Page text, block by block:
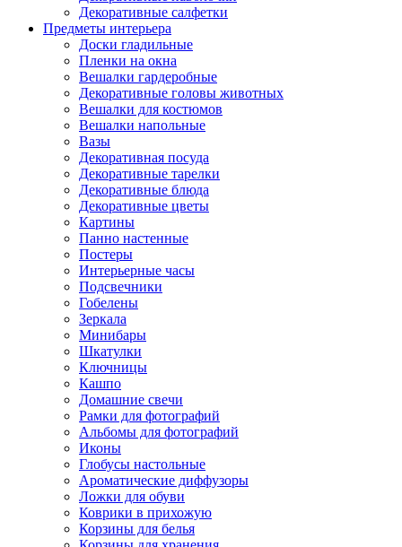
Декоративные салфетки
Предметы интерьера
Доски гладильные
Пленки на окна
Вешалки гардеробные
Декоративные головы животных
Вешалки для костюмов
Вешалки напольные
Вазы
Декоративная посуда
Декоративные тарелки
Декоративные блюда
Декоративные цветы
Картины
Панно настенные
Постеры
Интерьерные часы
Подсвечники
Гобелены
Зеркала
Минибары
Шкатулки
Ключницы
Кашпо
Домашние свечи
Рамки для фотографий
Альбомы для фотографий
Иконы
Глобусы настольные
Ароматические диффузоры
Ложки для обуви
Коврики в прихожую
Корзины для белья